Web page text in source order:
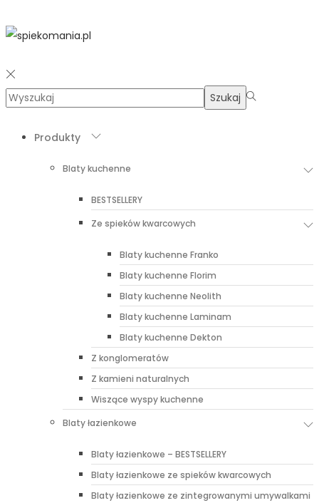
Szukaj
Produkty
Blaty kuchenne
BESTSELLERY
Ze spieków kwarcowych
Blaty kuchenne Franko
Blaty kuchenne Florim
Blaty kuchenne Neolith
Blaty kuchenne Laminam
Blaty kuchenne Dekton
Z konglomeratów
Z kamieni naturalnych
Wiszące wyspy kuchenne
Blaty łazienkowe
Blaty łazienkowe – BESTSELLERY
Blaty łazienkowe ze spieków kwarcowych
Blaty łazienkowe ze zintegrowanymi umywalkami